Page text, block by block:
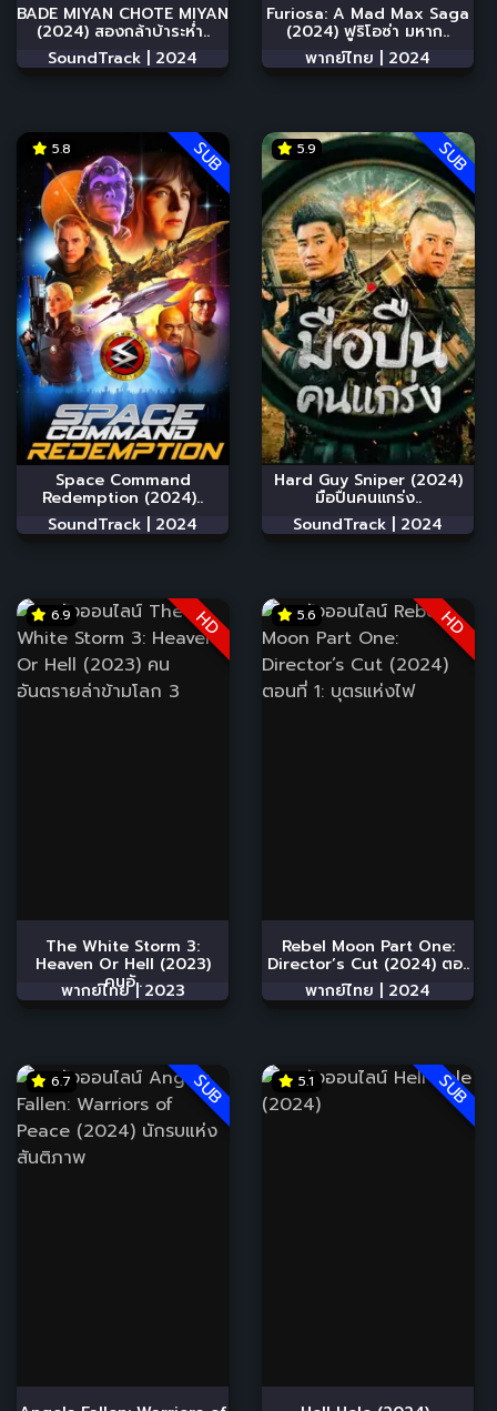
BADE MIYAN CHOTE MIYAN
(2024) สองกล้าบ้าระห่ำ..
SoundTrack | 2024
Furiosa: A Mad Max Saga
(2024) ฟูริโอซ่า มหาก..
พากย์ไทย | 2024
SUB
5.8
Space Command
Redemption (2024)..
SoundTrack | 2024
SUB
5.9
Hard Guy Sniper (2024)
มือปืนคนแกร่ง..
SoundTrack | 2024
HD
6.9
The White Storm 3:
Heaven Or Hell (2023)
คนอั..
พากย์ไทย |2023
HD
5.6
Rebel Moon Part One:
Director’s Cut (2024) ตอ..
พากย์ไทย | 2024
SUB
6.7 SUB
5.1